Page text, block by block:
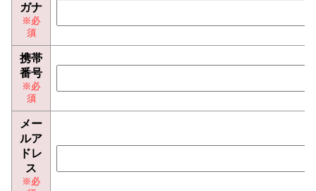
ガナ
携帯
番号
メー
ルア
ドレ
ス